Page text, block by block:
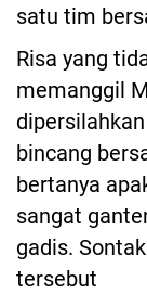
satu tim
Risa yang
memanggil
bincang
bertanya
sangat
gadis.
tersebut